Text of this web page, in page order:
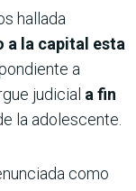
hallada
a la capital esta
a
judicial a fin
la adolescente.
como